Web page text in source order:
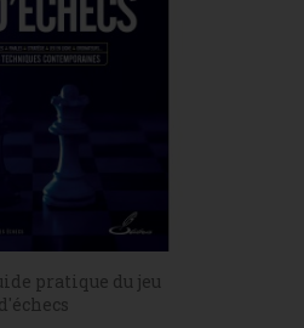
pratique du jeu
d'échecs